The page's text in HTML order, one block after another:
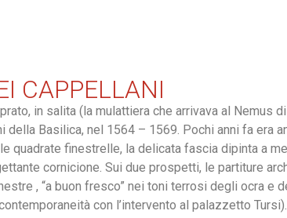
CAPPELLANI
in salita (la mulattiera che arrivava al Nemus
della Basilica, nel 1564 – 1569. Pochi anni fa era
quadrate finestrelle, la delicata fascia dipinta a
cornicione. Sui due prospetti, le partiture
, “a buon fresco” nei toni terrosi degli ocra e
con l’intervento al palazzetto Tursi).